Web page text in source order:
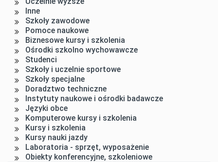
Inne
Szkoły zawodowe
Pomoce naukowe
Biznesowe kursy i szkolenia
Ośrodki szkolno wychowawcze
Studenci
Szkoły i uczelnie sportowe
Szkoły specjalne
Doradztwo techniczne
Instytuty naukowe i ośrodki badawcze
Języki obce
Komputerowe kursy i szkolenia
Kursy i szkolenia
Kursy nauki jazdy
Laboratoria - sprzęt, wyposażenie
Obiekty konferencyjne, szkoleniowe